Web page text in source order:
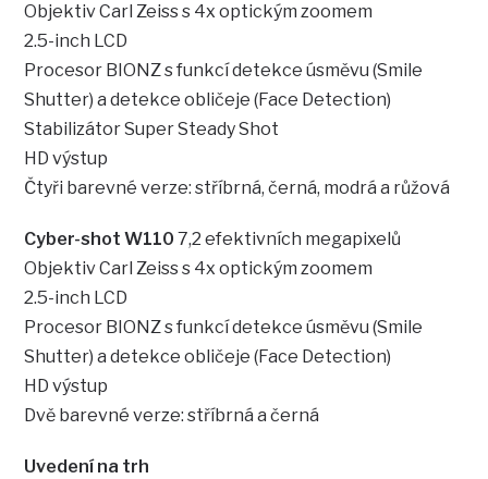
Objektiv Carl Zeiss s 4x optickým zoomem
2.5-inch LCD
Procesor BIONZ s funkcí detekce úsměvu (Smile
Shutter) a detekce obličeje (Face Detection)
Stabilizátor Super Steady Shot
HD výstup
Čtyři barevné verze: stříbrná, černá, modrá a růžová
Cyber-shot W110 7,2 efektivních megapixelů
Objektiv Carl Zeiss s 4x optickým zoomem
2.5-inch LCD
Procesor BIONZ s funkcí detekce úsměvu (Smile
Shutter) a detekce obličeje (Face Detection)
HD výstup
Dvě barevné verze: stříbrná a černá
Uvedení na trh